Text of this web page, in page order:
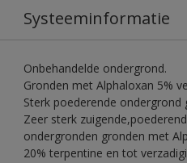
Systeeminformatie
Onbehandelde ondergrond.
Gronden met Alphaloxan 5%
Sterk poederende ondergrond
Zeer sterk
ondergronden gronden met
20% terpentine en tot